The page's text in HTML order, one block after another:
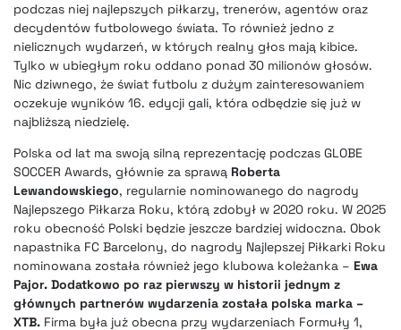
podczas niej najlepszych piłkarzy, trenerów, agentów oraz
decydentów futbolowego świata. To również jedno z
nielicznych wydarzeń, w których realny głos mają kibice.
Tylko w ubiegłym roku oddano ponad 30 milionów głosów.
Nic dziwnego, że świat futbolu z dużym zainteresowaniem
oczekuje wyników 16. edycji gali, która odbędzie się już w
najbliższą niedzielę.
Polska od lat ma swoją silną reprezentację podczas GLOBE
SOCCER Awards, głównie za sprawą Roberta
Lewandowskiego, regularnie nominowanego do nagrody
Najlepszego Piłkarza Roku, którą zdobył w 2020 roku. W 2025
roku obecność Polski będzie jeszcze bardziej widoczna. Obok
napastnika FC Barcelony, do nagrody Najlepszej Piłkarki Roku
nominowana została również jego klubowa koleżanka – Ewa
Pajor. Dodatkowo po raz pierwszy w historii jednym z
głównych partnerów wydarzenia została polska marka –
XTB. Firma była już obecna przy wydarzeniach Formuły 1,